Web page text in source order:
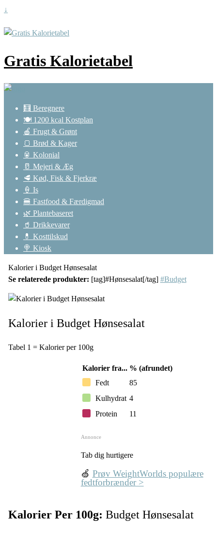
↓
Gratis Kalorietabel
🧮 Beregnere
🍽️ 1200 kcal Kostplan
🍎 Frugt & Grønt
🍞 Brød & Kager
🥫 Kolonial
🥛 Mejeri & Æg
🥩 Kød, Fisk & Fjerkræ
🍦 Is
🍔 Fastfood & Færdigmad
🌿 Plantebaseret
🥤 Drikkevarer
💊 Kosttilskud
🍭 Kiosk
Kalorier i Budget Hønsesalat
Se relaterede produkter: [tag]#Hønsesalat[/tag] #Budget
Kalorier i Budget Hønsesalat
Tabel 1 = Kalorier per 100g
Kalorier fra... % (afrundet)
Fedt
85
Kulhydrat 4
Protein
11
Annonce
Tab dig hurtigere
🍏 Prøv WeightWorlds populære
fedtforbrænder >
Kalorier Per 100g: Budget Hønsesalat